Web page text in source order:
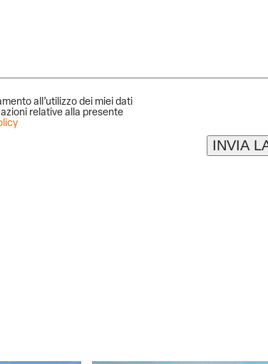
all’utilizzo dei miei dati
relative alla presente